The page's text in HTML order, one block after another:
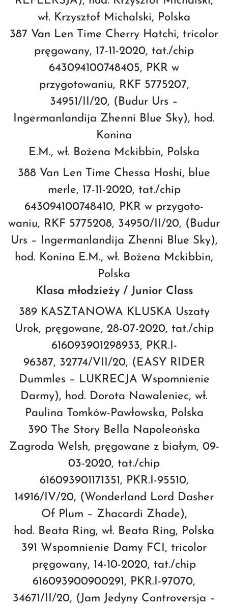
wł. Krzysztof Michalski, Polska
387 Van Len Time Cherry Hatchi, tricolor
pręgowany, 17-11-2020, tat./chip
643094100748405, PKR w
przygotowaniu, RKF 5775207,
34951/II/20, (Budur Urs –
Ingermanlandija Zhenni Blue Sky), hod.
Konina
E.M., wł. Bożena Mckibbin, Polska
388 Van Len Time Chessa Hoshi, blue
merle, 17-11-2020, tat./chip
643094100748410, PKR w przygoto-
waniu, RKF 5775208, 34950/II/20, (Budur
Urs – Ingermanlandija Zhenni Blue Sky),
hod. Konina E.M., wł. Bożena Mckibbin,
Polska
Klasa młodzieży / Junior Class
389 KASZTANOWA KLUSKA Uszaty
Urok, pręgowane, 28-07-2020, tat./chip
616093901298933, PKR.I-
96387, 32774/VII/20, (EASY RIDER
Dummles – LUKRECJA Wspomnienie
Darmy), hod. Dorota Nawaleniec, wł.
Paulina Tomków-Pawłowska, Polska
390 The Story Bella Napoleońska
Zagroda Welsh, pręgowane z białym, 09-
03-2020, tat./chip
616093901171351, PKR.I-95510,
14916/IV/20, (Wonderland Lord Dasher
Of Plum – Zhacardi Zhade),
hod. Beata Ring, wł. Beata Ring, Polska
391 Wspomnienie Damy FCI, tricolor
pręgowany, 14-10-2020, tat./chip
616093900900291, PKR.I-97070,
34671/II/20, (Jam Jedyny Controversja –